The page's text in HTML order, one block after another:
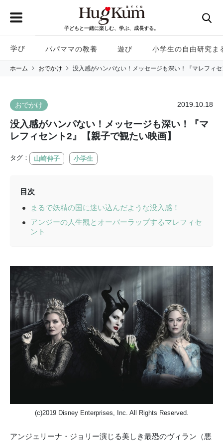
子どもと一緒に楽しむ、学ぶ、成長する。
学び パパママの教養 遊び 小学生の自由研究ま
ホーム おでかけ 没入感がハンパない！メッセージも深い！『マレフィ
おでかけ 2019.10.18
没入感がハンパない！メッセージも深い！『マ
レフィセント2』【親子で観たい映画】
タグ： 山崎伸子 小学生
目次
まるで妖精の国に迷い込んだような没入感！
アンジーの人生観とオーバーラップするマレフィセ
ント
(c)2019 Disney Enterprises, Inc. All Rights Reserved.
アンジェリーナ・ジョリー演じる美しき最恐のヴィラン（悪